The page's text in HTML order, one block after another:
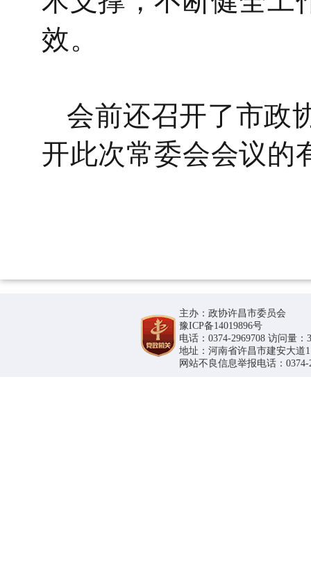
效。
会前还召开了市政
开此次常委会会议的
主办：政协许昌市委员会
豫ICP备14019896号
电话：0374-2969708 访问量：
地址：河南省许昌市建安大道
网站不良信息举报电话：